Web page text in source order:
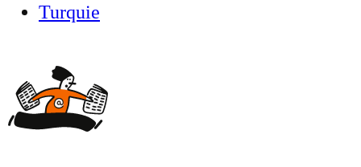
Turquie